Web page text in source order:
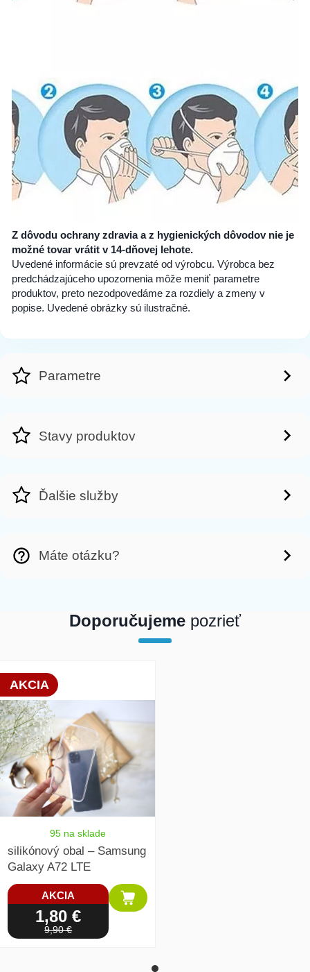
Z dôvodu ochrany zdravia a z hygienických dôvodov nie je
možné tovar vrátit v 14-dňovej lehote.
Uvedené informácie sú prevzaté od výrobcu. Výrobca bez
predchádzajúceho upozornenia môže meniť parametre
produktov, preto nezodpovedáme za rozdiely a zmeny v
popise. Uvedené obrázky sú ilustračné.
Parametre
Stavy produktov
Ďalšie služby
Máte otázku?
Doporučujeme pozrieť
AKCIA
95 na sklade
silikónový obal – Samsung
Galaxy A72 LTE
AKCIA
1,80 €
9,90 €